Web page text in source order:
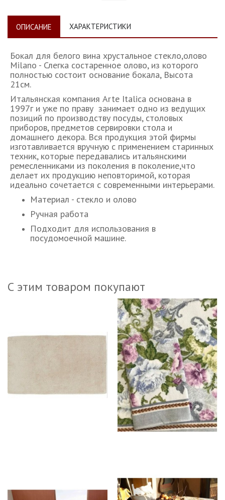
ОПИСАНИЕ ХАРАКТЕРИСТИКИ
Бокал для белого вина хрустальное стекло,олово
Milano - Слегка состаренное олово, из которого
полностью состоит основание бокала, Высота
21см.
Итальянская компания Arte Italica основана в
1997г и уже по праву занимает одно из ведущих
позиций по производству посуды, столовых
приборов, предметов сервировки стола и
домашнего декора. Вся продукция этой фирмы
изготавливается вручную с применением старинных
техник, которые передавались итальянскими
ремесленниками из поколения в поколение,что
делает их продукцию неповторимой, которая
идеально сочетается с современными интерьерами.
Материал - стекло и олово
Ручная работа
Подходит для использования в
посудомоечной машине.
С этим товаром покупают